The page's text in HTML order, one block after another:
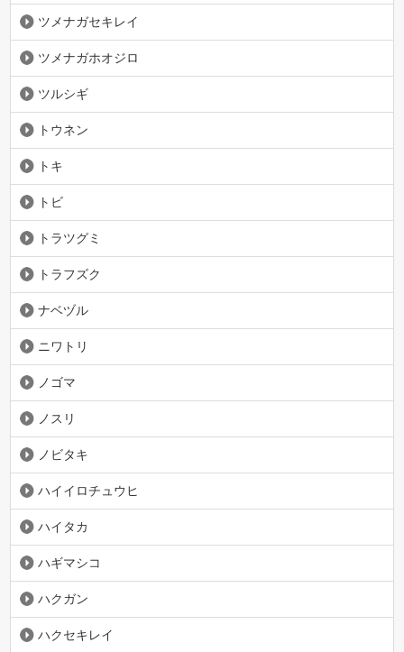
ツメナガセキレイ
ツメナガホオジロ
ツルシギ
トウネン
トキ
トビ
トラツグミ
トラフズク
ナベヅル
ニワトリ
ノゴマ
ノスリ
ノビタキ
ハイイロチュウヒ
ハイタカ
ハギマシコ
ハクガン
ハクセキレイ